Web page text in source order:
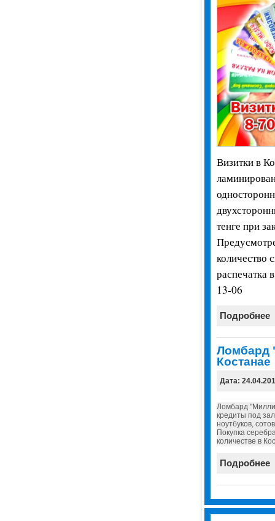
Визитки в
тенге при
количество
распечатка
13-06
Подробнее
Ломбард
Костанае
Дата:
Ломбард
кредиты под
ноутбуков,
Покупка
количестве в
Подробнее